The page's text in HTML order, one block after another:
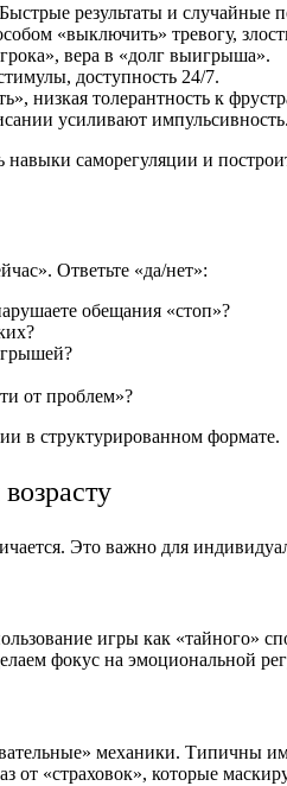
результаты и случайные
«выключить» тревогу,
вера в «долг выигрыша».
доступность 24/7.
низкая толерантность к
усиливают импульсивность.
саморегуляции и
Ответьте «да/нет»:
обещания «стоп»?
от проблем»?
в структурированном формате.
Это важно для
игры как «тайного»
фокус на эмоциональной
механики. Типичны
от «страховок», которые